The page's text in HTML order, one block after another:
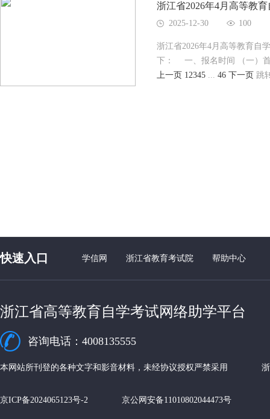
浙江省2026年4月高等教
2025-12-30 100
浙江省2026年4月高等教育自
下： 一、报名时间 （一）
上一页 12345 ... 46 下一页 跳
快速入口 学信网 浙江省教育考试院 帮助中心
浙江省高等教育自学考试网络助学平台
咨询电话：4008135555
本网站所刊登的各种文字和影音材料，未经协议授权严禁采用 浙
京ICP备2024065123号-2 京公网安备11010802044473号